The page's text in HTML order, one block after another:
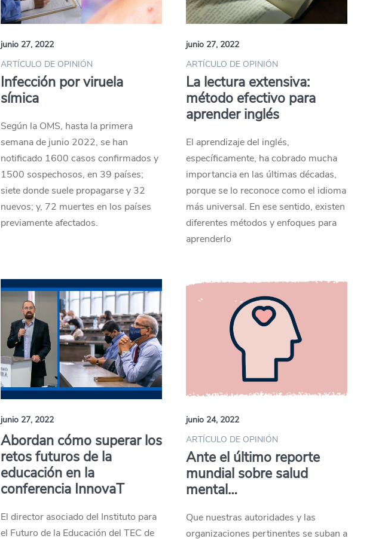
junio 27, 2022
ARTÍCULO DE OPINIÓN
Infección por viruela
símica
Según la OMS, hasta la primera
semana de junio 2022, se han
notificado 1600 casos confirmados y
1500 sospechosos, en 39 países;
siete donde suele propagarse y 32
nuevos; y, 72 muertes en los países
previamente afectados.
junio 27, 2022
ARTÍCULO DE OPINIÓN
La lectura extensiva:
método efectivo para
aprender inglés
El aprendizaje del inglés,
específicamente, ha cobrado mucha
importancia en las últimas décadas,
porque se lo reconoce como el idioma
más universal. En ese sentido, existen
diferentes métodos y enfoques para
aprenderlo
junio 27, 2022
Abordan cómo superar los
retos futuros de la
educación en la
conferencia InnovaT
El director asociado del Instituto para
el Futuro de la Educación del TEC de
junio 24, 2022
ARTÍCULO DE OPINIÓN
Ante el último reporte
mundial sobre salud
mental…
Que nuestras autoridades y las
organizaciones pertinentes se suban a